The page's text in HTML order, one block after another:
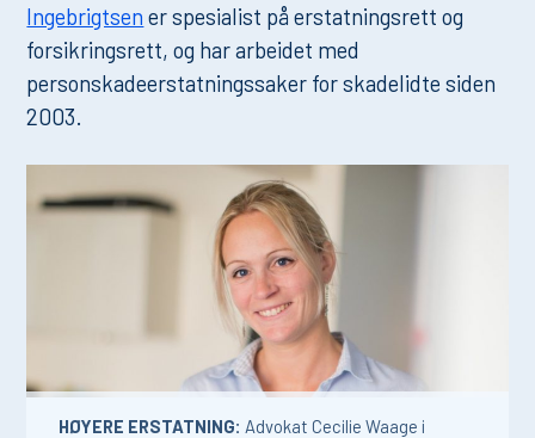
Ingebrigtsen er spesialist på erstatningsrett og
forsikringsrett, og har arbeidet med
personskadeerstatningssaker for skadelidte siden
2003.
HØYERE ERSTATNING: Advokat Cecilie Waage i